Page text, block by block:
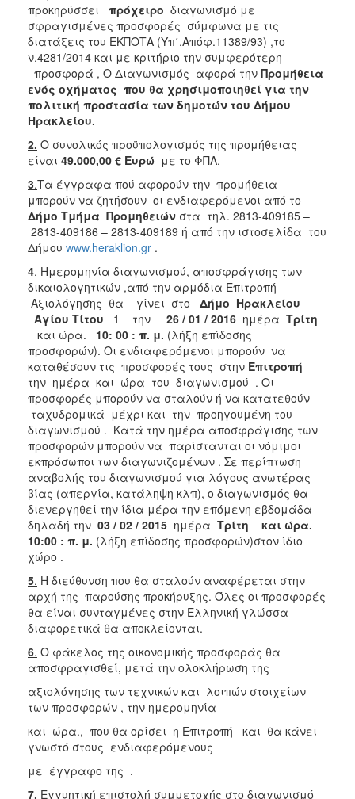
2018
2017
2016
2015
2013
ΔΗΜΟΤΗΣ
ΕΠΙΣΚΕΠΤΗΣ
ΗΡΑΚΛΕΙΟ
προκηρύσσει πρόχειρο διαγωνισμό με
σφραγισμένες προσφορές σύμφωνα με τις
διατάξεις του ΕΚΠΟΤΑ (Υπ΄.Απόφ.11389/93) ,το
ν.4281/2014 και με κριτήριο την συμφερότερη
προσφορά , Ο Διαγωνισμός αφορά την Προμήθεια
ενός οχήματος που θα χρησιμοποιηθεί για την
πολιτική προστασία των δημοτών του Δήμου
Ηρακλείου.
2. Ο συνολικός προϋπολογισμός της προμήθειας
είναι 49.000,00 € Ευρώ με το ΦΠΑ.
3.Τα έγγραφα πού αφορούν την προμήθεια
μπορούν να ζητήσουν οι ενδιαφερόμενοι από το
Δήμο Τμήμα Προμηθειών στα τηλ. 2813-409185 –
2813-409186 – 2813-409189 ή από την ιστοσελίδα του
Δήμου www.heraklion.gr .
4. Ημερομηνία διαγωνισμού, αποσφράγισης των
δικαιολογητικών ,από την αρμόδια Επιτροπή
Αξιολόγησης θα γίνει στο Δήμο Ηρακλείου
Αγίου Τίτου 1 την 26 / 01 / 2016 ημέρα Τρίτη
και ώρα. 10: 00 : π. μ. (λήξη επίδοσης
προσφορών). Οι ενδιαφερόμενοι μπορούν να
καταθέσουν τις προσφορές τους στην Επιτροπή
την ημέρα και ώρα του διαγωνισμού . Οι
προσφορές μπορούν να σταλούν ή να κατατεθούν
ταχυδρομικά μέχρι και την προηγουμένη του
διαγωνισμού . Κατά την ημέρα αποσφράγισης των
προσφορών μπορούν να παρίστανται οι νόμιμοι
εκπρόσωποι των διαγωνιζομένων . Σε περίπτωση
αναβολής του διαγωνισμού για λόγους ανωτέρας
βίας (απεργία, κατάληψη κλπ), ο διαγωνισμός θα
διενεργηθεί την ίδια μέρα την επόμενη εβδομάδα
δηλαδή την 03 / 02 / 2015 ημέρα Τρίτη
και ώρα.
10:00 : π. μ. (λήξη επίδοσης προσφορών)στον ίδιο
χώρο .
5. Η διεύθυνση που θα σταλούν αναφέρεται στην
αρχή της παρούσης προκήρυξης. Όλες οι προσφορές
θα είναι συνταγμένες στην Ελληνική γλώσσα
διαφορετικά θα αποκλείονται.
6. Ο φάκελος της οικονομικής προσφοράς θα
αποσφραγισθεί, μετά την ολοκλήρωση της
αξιολόγησης των τεχνικών και λοιπών στοιχείων
των προσφορών , την ημερομηνία
και ώρα., που θα ορίσει η Επιτροπή και θα κάνει
γνωστό στους ενδιαφερόμενους
με έγγραφο της .
7. Εγγυητική επιστολή συμμετοχής στο διαγωνισμό